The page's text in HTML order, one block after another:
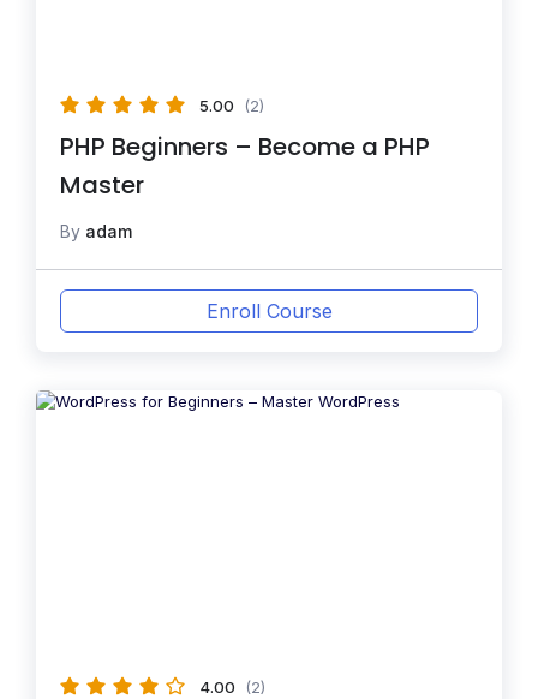
5.00 (2)
PHP Beginners – Become a PHP
Master
By adam
Enroll Course
4.00 (2)